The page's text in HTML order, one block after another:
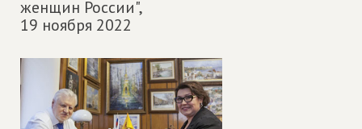
женщин России",
19 ноября 2022